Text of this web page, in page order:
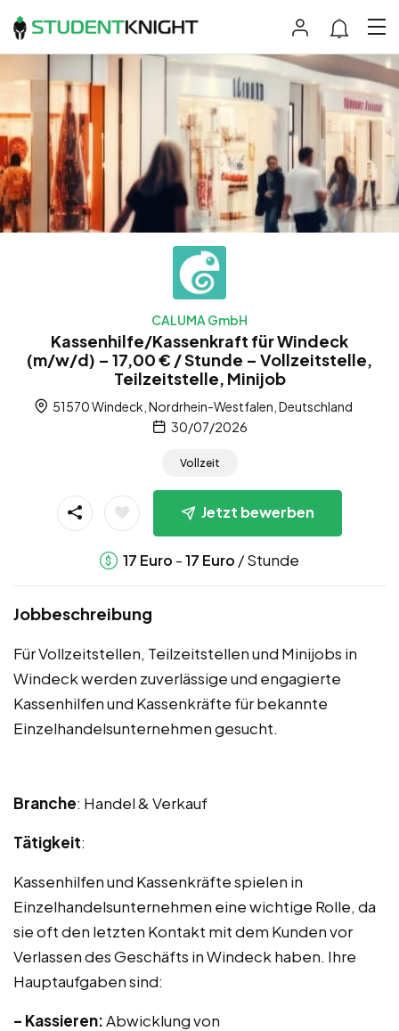
CALUMA GmbH
Kassenhilfe/Kassenkraft für Windeck
(m/w/d) – 17,00 € / Stunde – Vollzeitstelle,
Teilzeitstelle, Minijob
51570 Windeck, Nordrhein-Westfalen, Deutschland
30/07/2026
Vollzeit
Jetzt bewerben
17 Euro -17 Euro / Stunde
Jobbeschreibung
Für Vollzeitstellen, Teilzeitstellen und Minijobs in
Windeck werden zuverlässige und engagierte
Kassenhilfen und Kassenkräfte für bekannte
Einzelhandelsunternehmen gesucht.
Branche: Handel & Verkauf
Tätigkeit:
Kassenhilfen und Kassenkräfte spielen in
Einzelhandelsunternehmen eine wichtige Rolle, da
sie oft den letzten Kontakt mit dem Kunden vor
Verlassen des Geschäfts in Windeck haben. Ihre
Hauptaufgaben sind:
– Kassieren:Abwicklung von